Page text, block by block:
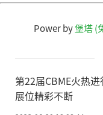
Power by堡塔 (
第22届CBME火热
展位精彩不断